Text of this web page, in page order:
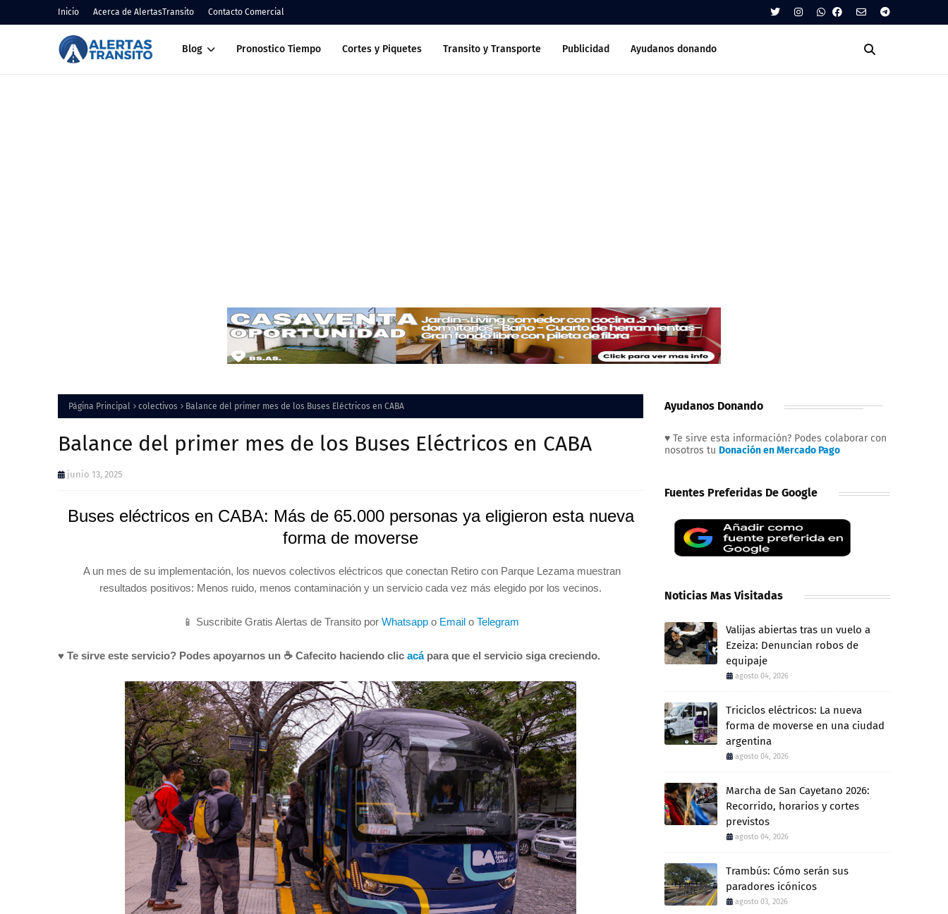
Inicio Acerca de AlertasTransito Contacto Comercial
Blog Pronostico Tiempo Cortes y Piquetes Transito y Transporte Publicidad Ayudanos donando
Página Principal colectivos Balance del primer mes de los Buses Eléctricos en CABA
Balance del primer mes de los Buses Eléctricos en CABA
junio 13, 2025
Buses eléctricos en CABA: Más de 65.000 personas ya eligieron esta nueva
forma de moverse
A un mes de su implementación, los nuevos colectivos eléctricos que conectan Retiro con Parque Lezama muestran
resultados positivos: Menos ruido, menos contaminación y un servicio cada vez más elegido por los vecinos.
📱 Suscribite Gratis Alertas de Transito por Whatsappo Emailo Telegram
♥ Te sirve este servicio? Podes apoyarnos un ☕ Cafecito haciendo clic acápara que el servicio siga creciendo.
Ayudanos Donando
♥ Te sirve esta información? Podes colaborar con
nosotros tu Donación en Mercado Pago
Fuentes Preferidas De Google
Noticias Mas Visitadas
Valijas abiertas tras un vuelo a
Ezeiza: Denuncian robos de
equipaje
agosto 04, 2026
Triciclos eléctricos: La nueva
forma de moverse en una ciudad
argentina
agosto 04, 2026
Marcha de San Cayetano 2026:
Recorrido, horarios y cortes
previstos
agosto 04, 2026
Trambús: Cómo serán sus
paradores icónicos
agosto 03, 2026